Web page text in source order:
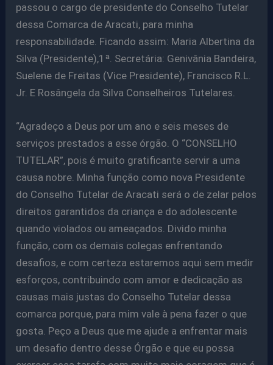
passou o cargo de presidente do Conselho Tutelar
dessa Comarca de Aracati, para minha
responsabilidade. Ficando assim: Maria Albertina da
Silva (Presidente),1ª. Secretária: Genivânia Bandeira,
Suelene de Freitas (Vice Presidente), Francisco R.L.
Jr. E Rosângela da Silva Conselheiros Tutelares.
“Agradeço a Deus por um ano e seis meses de
serviços prestados a esse órgão. O “CONSELHO
TUTELAR”, pois é muito gratificante servir a uma
causa nobre. Minha função como nova Presidente
do Conselho Tutelar de Aracati será o de zelar pelos
direitos garantidos da criança e do adolescente
quando violados ou ameaçados. Divido minha
função, com os demais colegas enfrentando
desafios, e com certeza estaremos aqui sem medir
esforços, contribuindo com amor e dedicação as
causas mais justas do Conselho Tutelar dessa
comarca porque, para mim vale à pena fazer o que
gosta. Peço a Deus que me ajude a enfrentar mais
um desafio dentro desse Órgão e que eu possa